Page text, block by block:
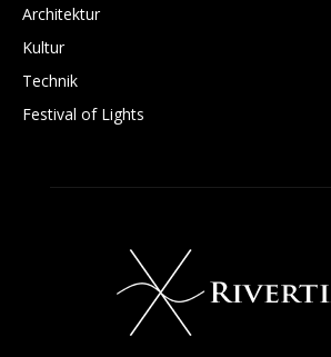
Architektur
Kultur
Technik
Festival of Lights